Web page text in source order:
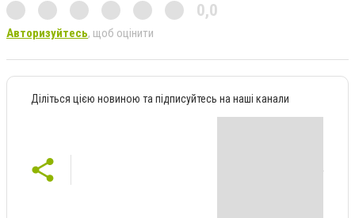
0,0
Авторизуйтесь, щоб оцінити
Діліться цією новиною та підписуйтесь на наші канали